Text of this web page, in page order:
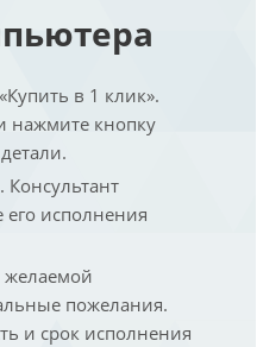
в 1 клик».
нажмите кнопку
. Консультант
исполнения
желаемой
пожелания.
и срок исполнения